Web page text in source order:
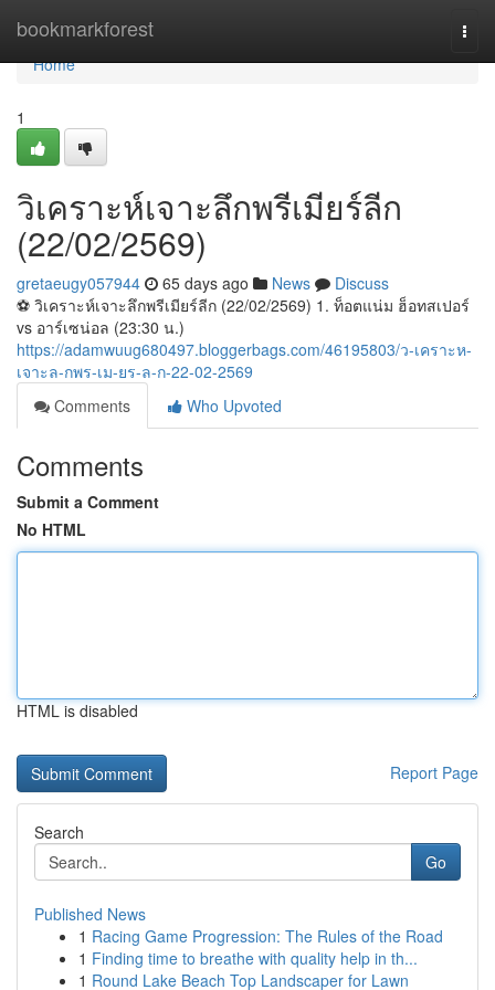
bookmarkforest
Home
Home
1
วิเคราะห์เจาะลึกพรีเมียร์ลีก
(22/02/2569)
gretaeugy057944 65 days ago News
Discuss
⚽️ วิเคราะห์เจาะลึกพรีเมียร์ลีก (22/02/2569) 1. ท็อตแน่ม ฮ็อทสเปอร์
vs อาร์เซน่อล (23:30 น.)
https://adamwuug680497.bloggerbags.com/46195803/ว-เคราะห-
เจาะล-กพร-เม-ยร-ล-ก-22-02-2569
Comments
Who Upvoted
Comments
Submit a Comment
No HTML
HTML is disabled
Report Page
Search
Go
Published News
1 Racing Game Progression: The Rules of the Road
1 Finding time to breathe with quality help in th...
1 Round Lake Beach Top Landscaper for Lawn